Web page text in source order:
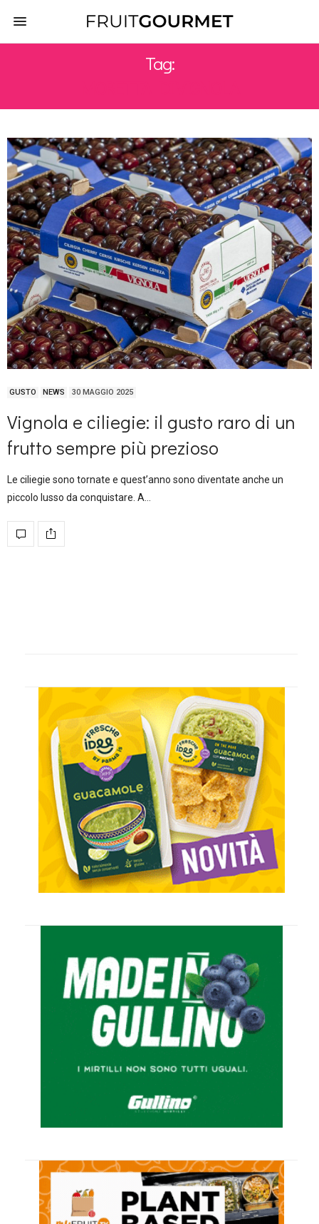
Tag:
GUSTO NEWS 30 MAGGIO 2025
Vignola e ciliegie: il gusto raro di un
frutto sempre più prezioso
Le ciliegie sono tornate e quest’anno sono diventate anche un
piccolo lusso da conquistare. A…